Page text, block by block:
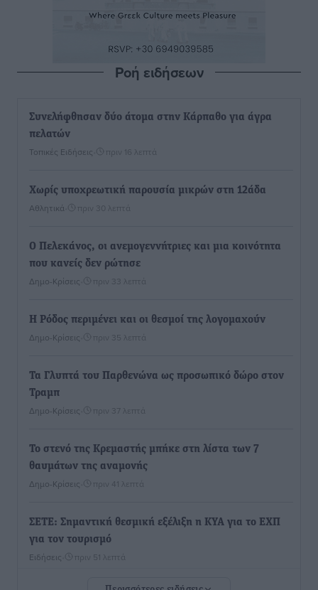
Ροή ειδήσεων
Συνελήφθησαν δύο άτομα στην Κάρπαθο για άγρα
πελατών
Τοπικές Ειδήσεις πριν 16 λεπτά
Χωρίς υποχρεωτική παρουσία μικρών στη 12άδα
Αθλητικά πριν 30 λεπτά
Ο Πελεκάνος, οι ανεμογεννήτριες και μια κοινότητα
που κανείς δεν ρώτησε
Δημο-Κρίσεις πριν 33 λεπτά
Η Ρόδος περιμένει και οι θεσμοί της λογομαχούν
Δημο-Κρίσεις πριν 35 λεπτά
Τα Γλυπτά του Παρθενώνα ως προσωπικό δώρο στον
Τραμπ
Δημο-Κρίσεις πριν 37 λεπτά
Το στενό της Κρεμαστής μπήκε στη λίστα των 7
θαυμάτων της αναμονής
Δημο-Κρίσεις πριν 41 λεπτά
ΣΕΤΕ: Σημαντική θεσμική εξέλιξη η ΚΥΑ για το ΕΧΠ
για τον τουρισμό
Ειδήσεις πριν 51 λεπτά